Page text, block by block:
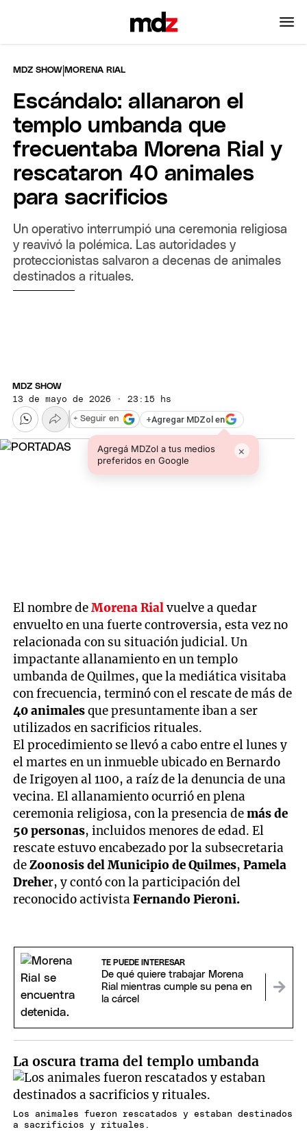
MDZ SHOW |MORENA RIAL
Escándalo: allanaron el
templo umbanda que
frecuentaba Morena Rial y
rescataron 40 animales
para sacrificios
Un operativo interrumpió una ceremonia religiosa
y reavivó la polémica. Las autoridades y
proteccionistas salvaron a decenas de animales
destinados a rituales.
MDZ SHOW
13 de mayo de 2026 · 23:15 hs
+Agregar MDZol en
Agregá MDZol a tus medios
preferidos en Google
×
+ Seguir en
El nombre deMorena Rialvuelve a quedar
envuelto en una fuerte controversia, esta vez no
relacionada con su situación judicial. Un
impactante allanamiento en un templo
umbanda de Quilmes, que la mediática visitaba
con frecuencia, terminó con el rescate de más de
40 animalesque presuntamente iban a ser
utilizados en sacrificios rituales.
El procedimiento se llevó a cabo entre el lunes y
el martes en un inmueble ubicado en Bernardo
de Irigoyen al 1100, a raíz de la denuncia de una
vecina. El allanamiento ocurrió en plena
ceremonia religiosa, con la presencia demás de
50 personas, incluidos menores de edad. El
rescate estuvo encabezado por la subsecretaria
deZoonosis del Municipio de Quilmes,Pamela
Dreher, y contó con la participación del
reconocido activista Fernando Pieroni.
TE PUEDE INTERESAR
De qué quiere trabajar Morena
Rial mientras cumple su pena en
la cárcel
La oscura trama del templo umbanda
Los animales fueron rescatados y estaban destinados
a sacrificios y rituales.